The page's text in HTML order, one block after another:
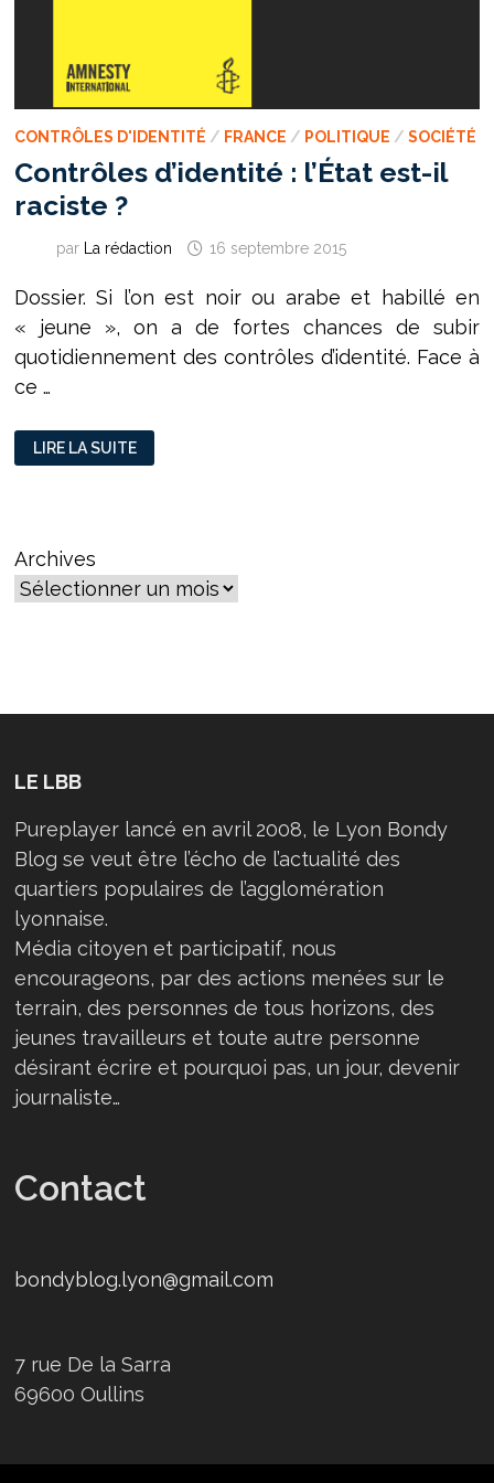
CONTRÔLES D'IDENTITÉ / FRANCE / POLITIQUE / SOCIÉTÉ
Contrôles d’identité : l’État est-il
raciste ?
par La rédaction 16 septembre 2015
Dossier. Si l’on est noir ou arabe et habillé en
« jeune », on a de fortes chances de subir
quotidiennement des contrôles d’identité. Face à
ce …
CONTRÔLES
D’IDENTITÉ
:
LIRE LA SUITE
Archives
LE LBB
Pureplayer lancé en avril 2008, le Lyon Bondy
Blog se veut être l’écho de l’actualité des
quartiers populaires de l’agglomération
lyonnaise.
Média citoyen et participatif, nous
encourageons, par des actions menées sur le
terrain, des personnes de tous horizons, des
jeunes travailleurs et toute autre personne
désirant écrire et pourquoi pas, un jour, devenir
journaliste…
Contact
bondyblog.lyon@gmail.com
7 rue De la Sarra
69600 Oullins